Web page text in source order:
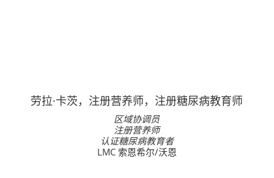
劳拉·卡茨，注册营养师，注册糖尿病教育师
区域协调员
注册营养师
认证糖尿病教育者
LMC 索恩希尔/沃恩